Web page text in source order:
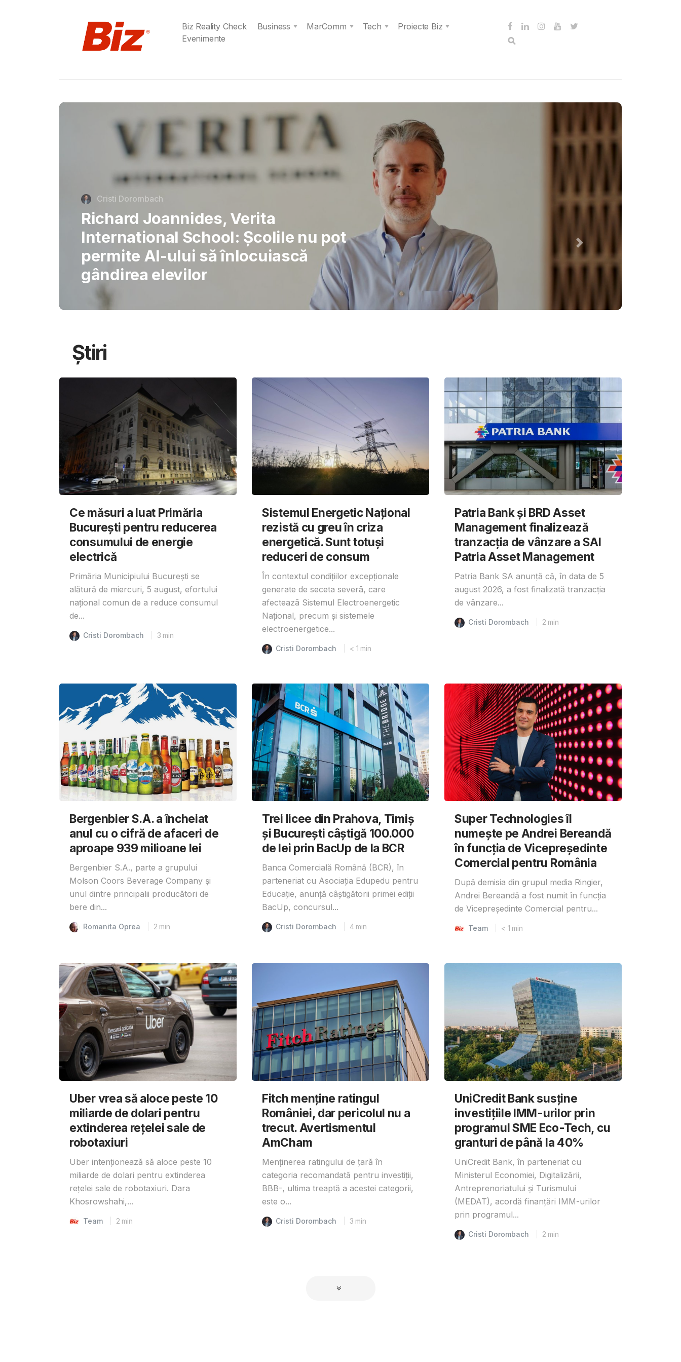
Biz Reality Check Business MarComm Tech
Proiecte Biz
Evenimente
Gabriel Barliga
Oana Gheorghiu: Curajul de a lupta
pentru schimbare
Știri
Ce măsuri a luat Primăria
București pentru reducerea
consumului de energie
electrică
Primăria Municipiului București se
alătură de miercuri, 5 august, efortului
național comun de a reduce consumul
de...
Cristi Dorombach 3 min
Sistemul Energetic Național
rezistă cu greu în criza
energetică. Sunt totuși
reduceri de consum
În contextul condițiilor excepționale
generate de seceta severã, care
afecteazã Sistemul Electroenergetic
Național, precum și sistemele
electroenergetice...
Cristi Dorombach < 1 min
Patria Bank și BRD Asset
Management finalizează
tranzacția de vânzare a SAI
Patria Asset Management
Patria Bank SA anunță că, în data de 5
august 2026, a fost finalizată tranzacția
de vânzare...
Cristi Dorombach 2 min
Bergenbier S.A. a încheiat
anul cu o cifră de afaceri de
aproape 939 milioane lei
Bergenbier S.A., parte a grupului
Molson Coors Beverage Company și
unul dintre principalii producători de
bere din...
Romanita Oprea 2 min
Trei licee din Prahova, Timiș
și București câștigă 100.000
de lei prin BacUp de la BCR
Banca Comercială Română (BCR), în
parteneriat cu Asociația Edupedu pentru
Educație, anunță câștigătorii primei ediții
BacUp, concursul...
Cristi Dorombach 4 min
Super Technologies îl
numește pe Andrei Bereandă
în funcția de Vicepreședinte
Comercial pentru România
După demisia din grupul media Ringier,
Andrei Bereandă a fost numit în funcția
de Vicepreședinte Comercial pentru...
Team < 1 min
Uber vrea să aloce peste 10
miliarde de dolari pentru
extinderea rețelei sale de
robotaxiuri
Uber intenționează să aloce peste 10
miliarde de dolari pentru extinderea
rețelei sale de robotaxiuri. Dara
Khosrowshahi,...
Team 2 min
Fitch menține ratingul
României, dar pericolul nu a
trecut. Avertismentul
AmCham
Menținerea ratingului de țară în
categoria recomandată pentru investiții,
BBB-, ultima treaptă a acestei categorii,
este o...
Cristi Dorombach 3 min
UniCredit Bank susține
investițiile IMM-urilor prin
programul SME Eco-Tech, cu
granturi de până la 40%
UniCredit Bank, în parteneriat cu
Ministerul Economiei, Digitalizării,
Antreprenoriatului și Turismului
(MEDAT), acordă finanțări IMM-urilor
prin programul...
Cristi Dorombach 2 min